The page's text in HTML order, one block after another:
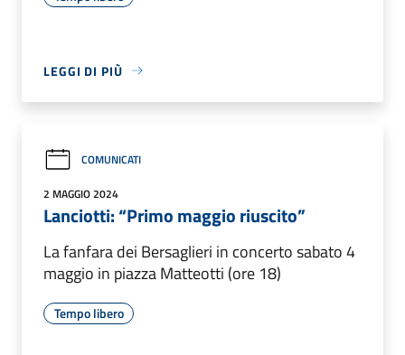
LEGGI DI PIÙ
COMUNICATI
2 MAGGIO 2024
Lanciotti: “Primo maggio riuscito”
La fanfara dei Bersaglieri in concerto sabato 4
maggio in piazza Matteotti (ore 18)
Tempo libero